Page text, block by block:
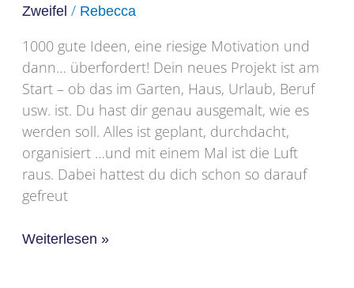
Zweifel / Rebecca
1000 gute Ideen, eine riesige Motivation und
dann… überfordert! Dein neues Projekt ist am
Start – ob das im Garten, Haus, Urlaub, Beruf
usw. ist. Du hast dir genau ausgemalt, wie es
werden soll. Alles ist geplant, durchdacht,
organisiert …und mit einem Mal ist die Luft
raus. Dabei hattest du dich schon so darauf
gefreut
Weiterlesen »